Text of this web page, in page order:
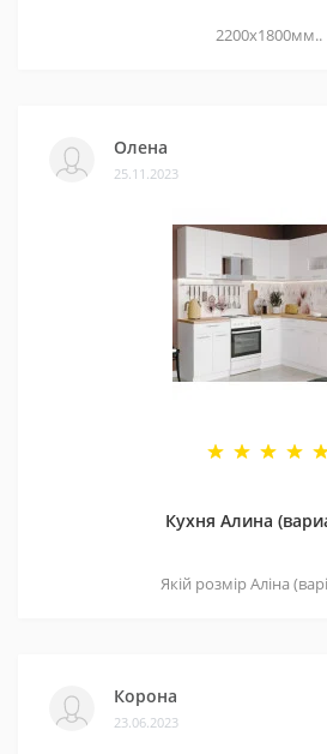
2200х1800мм..
Олена
25.11.2023
Кухня Алина
Якій розмір Аліна
Корона
23.06.2023